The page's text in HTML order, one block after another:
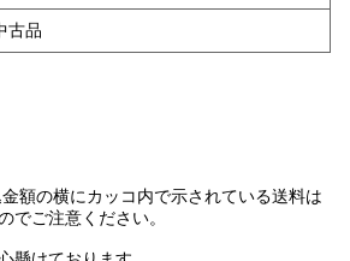
古品
額の横にカッコ内で示されている送料は
でご注意ください。